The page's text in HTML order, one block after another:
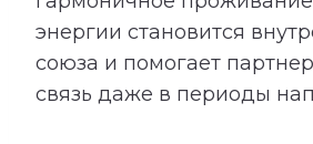
энергии становится
союза и помогает
связь даже в периоды